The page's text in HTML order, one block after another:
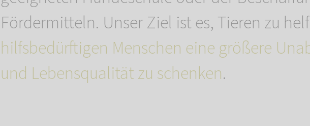
Fördermitteln. Unser Ziel ist es, Tieren zu
hilfsbedürftigen Menschen eine größere
und Lebensqualität zu schenken.